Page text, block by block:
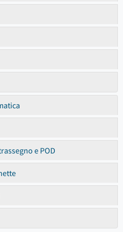
e POD